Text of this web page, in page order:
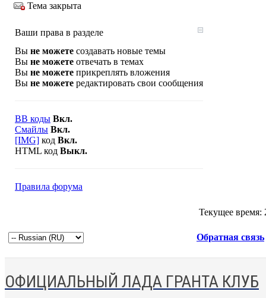
Тема закрыта
Ваши права в разделе
Вы не можете создавать новые темы
Вы не можете отвечать в темах
Вы не можете прикреплять вложения
Вы не можете редактировать свои сообщения
BB коды Вкл.
Смайлы Вкл.
[IMG] код Вкл.
HTML код Выкл.
Правила форума
Текущее время:
Обратная связь
ОФИЦИАЛЬНЫЙ ЛАДА ГРАНТА КЛУБ